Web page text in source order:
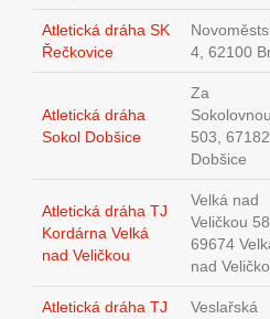
Atletická dráha SK
Řečkovice
4, 62100
Atletická dráha
Sokol Dobšice
Za
Sokolovnou
503, 67182
Dobšice
Atletická dráha TJ
Kordárna Velká
nad Veličkou
Velká nad
Veličkou
69674
nad
Atletická dráha TJ
Veslařská